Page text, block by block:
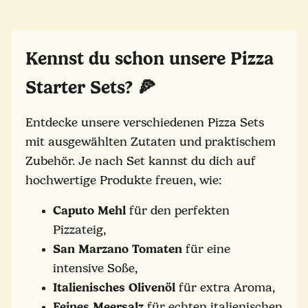
Kennst du schon unsere Pizza
Starter Sets? 🍕
Entdecke unsere verschiedenen Pizza Sets
mit ausgewählten Zutaten und praktischem
Zubehör. Je nach Set kannst du dich auf
hochwertige Produkte freuen, wie:
Caputo Mehl für den perfekten
Pizzateig,
San Marzano Tomaten für eine
intensive Soße,
Italienisches Olivenöl für extra Aroma,